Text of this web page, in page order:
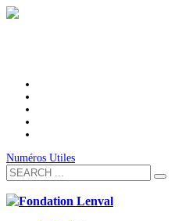
Numéros Utiles